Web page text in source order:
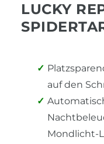
LUCKY
auf den
Mondlicht-